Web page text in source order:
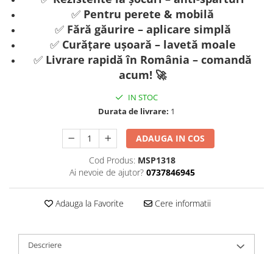
✅ Pentru perete & mobilă
✅ Fără găurire – aplicare simplă
✅ Curățare ușoară – lavetă moale
✅ Livrare rapidă în România – comandă
acum! 🚀
IN STOC
Durata de livrare: 1
ADAUGA IN COS
Cod Produs: MSP1318
Ai nevoie de ajutor? 0737846945
Adauga la Favorite Cere informatii
Descriere